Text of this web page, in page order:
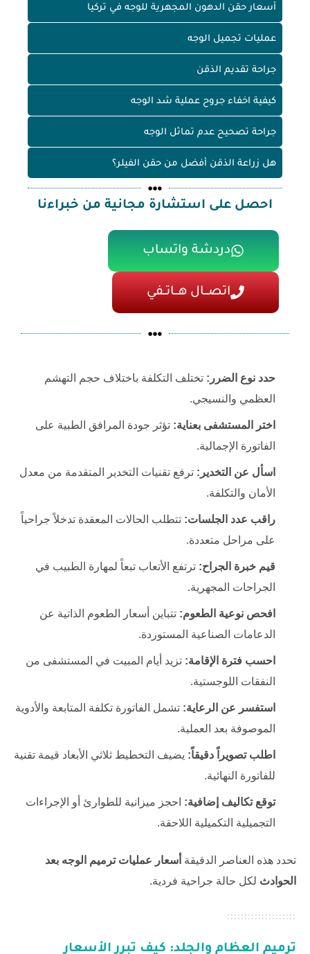
أسعار حقن الدهون المجهرية للوجه في تركيا
عمليات تجميل الوجه
جراحة تقديم الذقن
كيفية اخفاء جروح عملية شد الوجه
جراحة تصحيح عدم تماثل الوجه
هل زراعة الذقن أفضل من حقن الفيلر؟
احصل على استشارة مجانية من خبراءنا
دردشة واتساب
اتصـــال هـــاتــفي
حدد نوع الضرر: تختلف التكلفة باختلاف حجم التهشم
العظمي والنسيجي.
اختر المستشفى بعناية: تؤثر جودة المرافق الطبية على
الفاتورة الإجمالية.
اسأل عن التخدير: ترفع تقنيات التخدير المتقدمة من معدل
الأمان والتكلفة.
راقب عدد الجلسات: تتطلب الحالات المعقدة تدخلاً جراحياً
على مراحل متعددة.
قيم خبرة الجراح: ترتفع الأتعاب تبعاً لمهارة الطبيب في
الجراحات المجهرية.
افحص نوعية الطعوم: تتباين أسعار الطعوم الذاتية عن
الدعامات الصناعية المستوردة.
احسب فترة الإقامة: تزيد أيام المبيت في المستشفى من
النفقات اللوجستية.
استفسر عن الرعاية: تشمل الفاتورة تكلفة المتابعة والأدوية
الموصوفة بعد العملية.
اطلب تصويراً دقيقاً: يضيف التخطيط ثلاثي الأبعاد قيمة تقنية
للفاتورة النهائية.
توقع تكاليف إضافية: احجز ميزانية للطوارئ أو الإجراءات
التجميلية التكميلية اللاحقة.
تحدد هذه العناصر الدقيقة أسعار عمليات ترميم الوجه بعد
الحوادث لكل حالة جراحية فردية.
ترميم العظام والجلد: كيف تبرر الأسعار